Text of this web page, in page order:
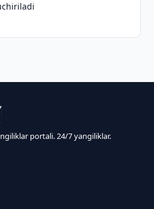
portali. 24/7 yangiliklar.